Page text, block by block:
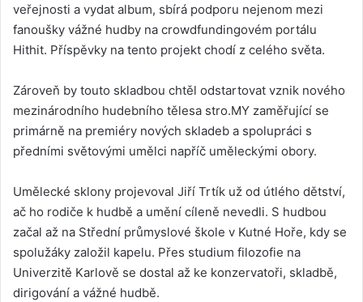
veřejnosti a vydat album, sbírá podporu nejenom mezi
fanoušky vážné hudby na crowdfundingovém portálu
Hithit. Příspěvky na tento projekt chodí z celého světa.
Zároveň by touto skladbou chtěl odstartovat vznik nového
mezinárodního hudebního tělesa stro.MY zaměřující se
primárně na premiéry nových skladeb a spolupráci s
předními světovými umělci napříč uměleckými obory.
Umělecké sklony projevoval Jiří Trtík už od útlého dětství,
ač ho rodiče k hudbě a umění cíleně nevedli. S hudbou
začal až na Střední průmyslové škole v Kutné Hoře, kdy se
spolužáky založil kapelu. Přes studium filozofie na
Univerzitě Karlově se dostal až ke konzervatoři, skladbě,
dirigování a vážné hudbě.